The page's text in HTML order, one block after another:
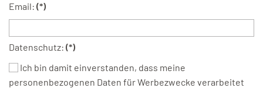
Email: (*)
Datenschutz: (*)
personenbezogenen Daten für Werbezwecke verarbeitet